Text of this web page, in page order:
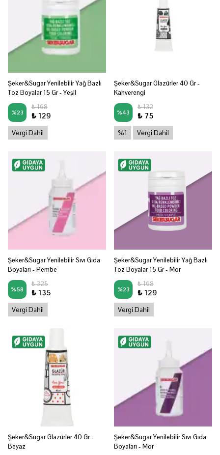
Şeker&Sugar Yenilebilir Yağ Bazlı
Toz Boyalar 15 Gr - Yeşil
%23
₺ 168
₺ 129
Vergi Dahil
Şeker&Sugar Glazürler 40 Gr -
Kahverengi
%43
₺ 132
₺ 75
%1 Vergi Dahil
Şeker&Sugar Yenilebilir Sıvı Gıda
Boyaları - Pembe
%58
₺ 325
₺ 135
Vergi Dahil
Şeker&Sugar Yenilebilir Yağ Bazlı
Toz Boyalar 15 Gr - Mor
%23
₺ 168
₺ 129
Vergi Dahil
Şeker&Sugar Glazürler 40 Gr -
Beyaz
Şeker&Sugar Yenilebilir Sıvı Gıda
Boyaları - Mor